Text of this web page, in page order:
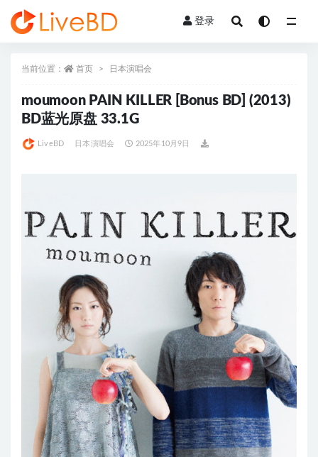
登录
当前位置： 首页 日本演唱会
moumoon PAIN KILLER [Bonus BD] (2013)
BD蓝光原盘 33.1G
LiveBD 日本演唱会 2025年10月9日